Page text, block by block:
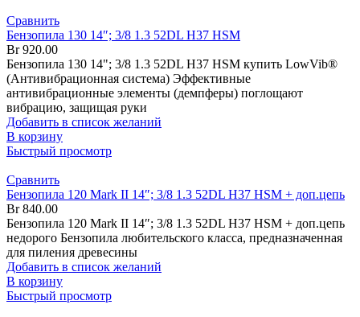
Сравнить
Бензопила 130 14″; 3/8 1.3 52DL H37 HSM
Br920.00
Бензопила 130 14"; 3/8 1.3 52DL H37 HSM купить LowVib®
(Антивибрационная система) Эффективные
антивибрационные элементы (демпферы) поглощают
вибрацию, защищая руки
Добавить в список желаний
В корзину
Быстрый просмотр
Сравнить
Бензопила 120 Mark II 14″; 3/8 1.3 52DL H37 HSM + доп.цепь
Br840.00
Бензопила 120 Mark II 14″; 3/8 1.3 52DL H37 HSM + доп.цепь
недорого Бензопила любительского класса, предназначенная
для пиления древесины
Добавить в список желаний
В корзину
Быстрый просмотр